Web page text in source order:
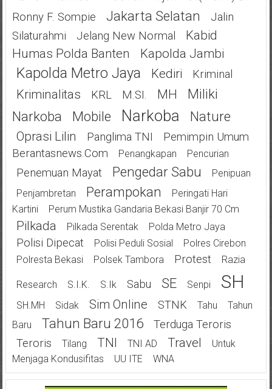
Ronny F. Sompie
Jakarta Selatan
Jalin
Silaturahmi
Jelang New Normal
Kabid
Humas Polda Banten
Kapolda Jambi
Kapolda Metro Jaya Kediri Kriminal
Kriminalitas KRL M.SI. MH
Miliki
Narkoba
Mobile Narkoba Nature
Oprasi Lilin Panglima TNI
Pemimpin Umum
Berantasnews.com
Penangkapan Pencurian
Penemuan Mayat Pengedar Sabu
Penipuan
Penjambretan
Perampokan
Peringati Hari
Kartini
Perum Mustika Gandaria Bekasi Banjir 70 Cm
Pilkada Pilkada Serentak Polda Metro Jaya
Polisi Dipecat Polisi Peduli Sosial
Polres Cirebon
Polresta Bekasi
Polsek Tambora Protest Razia
Research S.I.K. S.Ik Sabu SE Senpi SH
SH.MH Sidak Sim Online STNK Tahu
Tahun
Baru
Tahun Baru 2016
Terduga Teroris
Teroris
Tilang TNI TNI AD Travel
Untuk
Menjaga Kondusifitas
UU ITE WNA